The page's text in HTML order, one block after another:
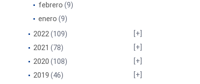
febrero (9)
enero (9)
2022(109)
2021 (78)
2020 (108)
2019 (46)